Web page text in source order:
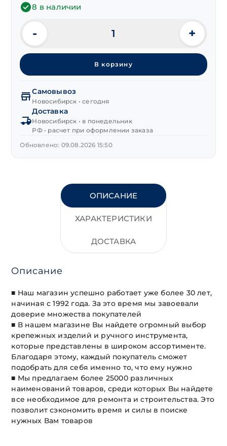
8 в наличии
Количество
товара
Клещи
переставные
коробчатым
шарниром
250 мм
"ЗУБР"
- +
В корзину
Самовывоз
Новосибирск • сегодня
Доставка
Новосибирск • в понедельник
РФ • расчет при оформлении заказа
Обновлено: 09.08.2026 15:50
ОПИСАНИЕ
ХАРАКТЕРИСТИКИ
ДОСТАВКА
Описание
■ Наш магазин успешно работает уже более 30 лет,
начиная с 1992 года. За это время мы завоевали
доверие множества покупателей
■ В нашем магазине Вы найдете огромный выбор
крепежных изделий и ручного инструмента,
которые представлены в широком ассортименте.
Благодаря этому, каждый покупатель сможет
подобрать для себя именно то, что ему нужно
■ Мы предлагаем более 25000 различных
наименований товаров, среди которых Вы найдете
все необходимое для ремонта и строительства. Это
позволит сэкономить время и силы в поиске
нужных Вам товаров